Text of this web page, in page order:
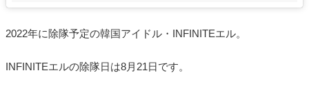
2022年に除隊予定の韓国アイドル・INFINITEエル。
INFINITEエルの除隊日は8月21日です。